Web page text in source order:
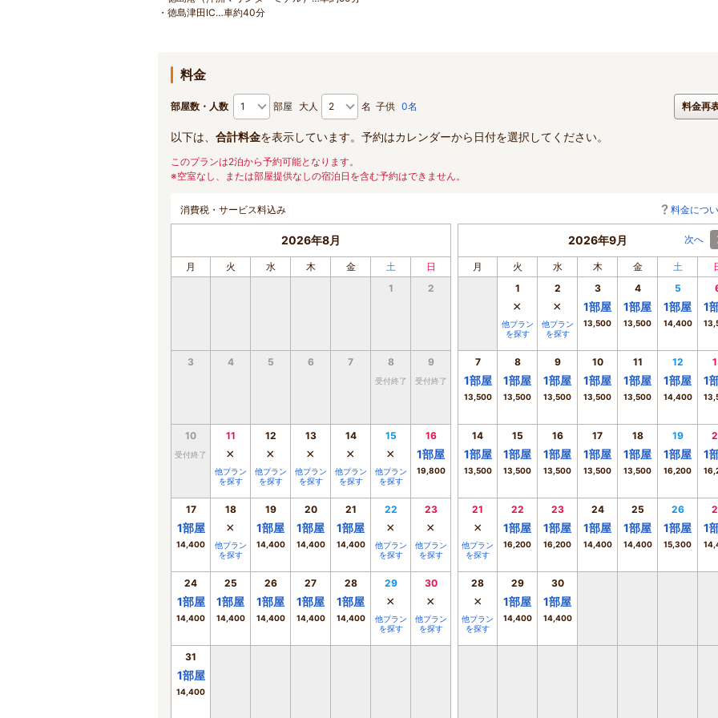
・徳島津田IC…車約40分
料金
部屋数・人数 部屋 大人 名 子供 0名 料金再
以下は、 合計料金を表示しています。予約はカレンダーから日付を選択してください。
このプランは2泊から予約可能となります。
※空室なし、または部屋提供なしの宿泊日を含む予約はできません。
消費税・サービス料込み 料金につ
2026年8月
月 火 水 木 金 土
日
1
2
3 4 5 6 7 8
受付終了
9
受付終了
10
受付終了
11
×
他プラン
を探す
12
×
他プラン
を探す
13
×
他プラン
を探す
14
×
他プラン
を探す
15
×
他プラン
を探す
16
1部屋
19,800
17
1部屋
14,400
18
×
他プラン
を探す
19
1部屋
14,400
20
1部屋
14,400
21
1部屋
14,400
22
×
他プラン
を探す
23
×
他プラン
を探す
24
1部屋
14,400
25
1部屋
14,400
26
1部屋
14,400
27
1部屋
14,400
28
1部屋
14,400
29
×
他プラン
を探す
30
×
他プラン
を探す
31
1部屋
14,400
2026年9月 次へ
月 火 水 木 金 土
1
×
他プラン
を探す
2
×
他プラン
を探す
3
1部屋
13,500
4
1部屋
13,500
5
1部屋
14,400
1
7
1部屋
13,500
8
1部屋
13,500
9
1部屋
13,500
10
1部屋
13,500
11
1部屋
13,500
12
1部屋
14,400
1
14
1部屋
13,500
15
1部屋
13,500
16
1部屋
13,500
17
1部屋
13,500
18
1部屋
13,500
19
1部屋
16,200
1
21
×
他プラン
を探す
22
1部屋
16,200
23
1部屋
16,200
24
1部屋
14,400
25
1部屋
14,400
26
1部屋
15,300
1
28
×
他プラン
を探す
29
1部屋
14,400
30
1部屋
14,400